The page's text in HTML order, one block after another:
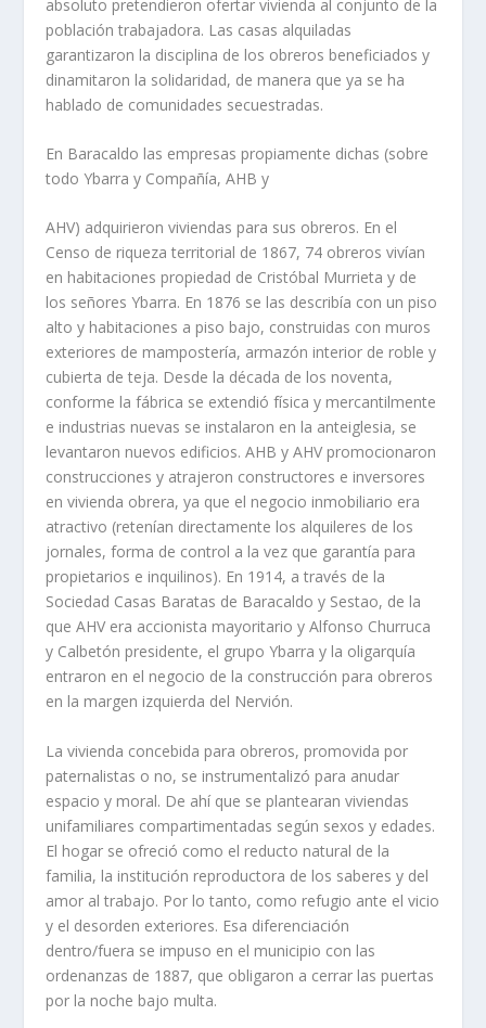
absoluto pretendieron ofertar vivienda al conjunto de la
población trabajadora. Las casas alquiladas
garantizaron la disciplina de los obreros beneficiados y
dinamitaron la solidaridad, de manera que ya se ha
hablado de comunidades secuestradas.
En Baracaldo las empresas propiamente dichas (sobre
todo Ybarra y Compañí­a, AHB y
AHV) adquirieron viviendas para sus obreros. En el
Censo de riqueza territorial de 1867, 74 obreros viví­an
en habitaciones propiedad de Cristóbal Murrieta y de
los señores Ybarra. En 1876 se las describí­a con un piso
alto y habitaciones a piso bajo, construidas con muros
exteriores de mamposterí­a, armazón interior de roble y
cubierta de teja. Desde la década de los noventa,
conforme la fábrica se extendió fí­sica y mercantilmente
e industrias nuevas se instalaron en la anteiglesia, se
levantaron nuevos edificios. AHB y AHV promocionaron
construcciones y atrajeron constructores e inversores
en vivienda obrera, ya que el negocio inmobiliario era
atractivo (retení­an directamente los alquileres de los
jornales, forma de control a la vez que garantí­a para
propietarios e inquilinos). En 1914, a través de la
Sociedad Casas Baratas de Baracaldo y Sestao, de la
que AHV era accionista mayoritario y Alfonso Churruca
y Calbetón presidente, el grupo Ybarra y la oligarquí­a
entraron en el negocio de la construcción para obreros
en la margen izquierda del Nervión.
La vivienda concebida para obreros, promovida por
paternalistas o no, se instrumentalizó para anudar
espacio y moral. De ahí­ que se plantearan viviendas
unifamiliares compartimentadas según sexos y edades.
El hogar se ofreció como el reducto natural de la
familia, la institución reproductora de los saberes y del
amor al trabajo. Por lo tanto, como refugio ante el vicio
y el desorden exteriores. Esa diferenciación
dentro/fuera se impuso en el municipio con las
ordenanzas de 1887, que obligaron a cerrar las puertas
por la noche bajo multa.